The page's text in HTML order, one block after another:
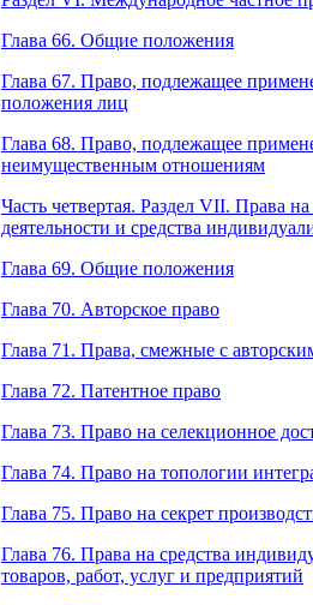
Глава 66. Общие положения
Глава 67. Право, подлежащее
положения лиц
Глава 68. Право, подлежащее
неимущественным отношениям
Часть четвертая. Раздел VII. Права
деятельности и средства
Глава 69. Общие положения
Глава 70. Авторское право
Глава 71. Права, смежные с
Глава 72. Патентное право
Глава 73. Право на селекционное
Глава 74. Право на топологии
Глава 75. Право на секрет
Глава 76. Права на средства
товаров, работ, услуг и предприятий